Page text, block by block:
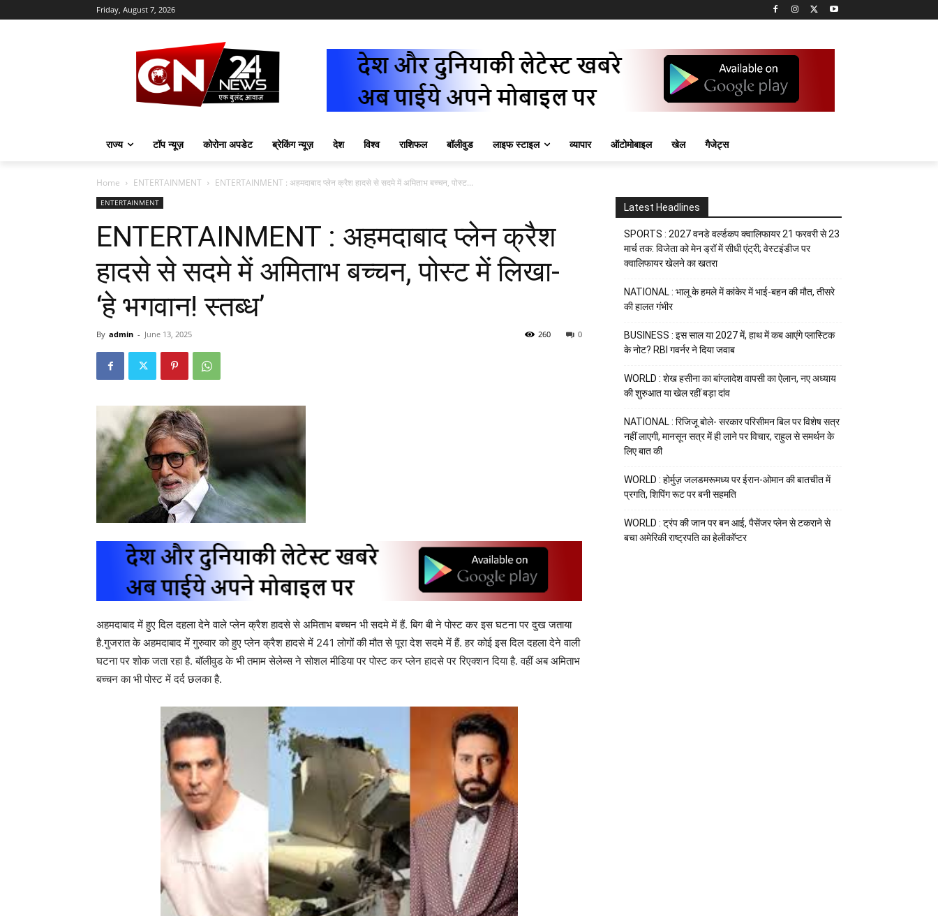
Friday, August 7, 2026
राज्य टॉप न्यूज़ कोरोना अपडेट ब्रेकिंग न्यूज़ देश विश्व राशिफल बॉलीवुड लाइफ स्टाइल व्यापार ऑटोमोबाइल खेल गैजेट्स
Home ENTERTAINMENT ENTERTAINMENT : अहमदाबाद प्लेन क्रैश हादसे से सदमे में अमिताभ बच्चन, पोस्ट...
ENTERTAINMENT
ENTERTAINMENT : अहमदाबाद प्लेन क्रैश
हादसे से सदमे में अमिताभ बच्चन, पोस्ट में लिखा-
‘हे भगवान! स्तब्ध’
By admin - June 13, 2025 0
260
अहमदाबाद में हुए दिल दहला देने वाले प्लेन क्रैश हादसे से अमिताभ बच्चन भी सदमे में हैं. बिग बी ने पोस्ट कर इस घटना पर दुख जताया
है.गुजरात के अहमदाबाद में गुरुवार को हुए प्लेन क्रैश हादसे में 241 लोगों की मौत से पूरा देश सदमे में हैं. हर कोई इस दिल दहला देने वाली
घटना पर शोक जता रहा है. बॉलीवुड के भी तमाम सेलेब्स ने सोशल मीडिया पर पोस्ट कर प्लेन हादसे पर रिएक्शन दिया है. वहीं अब अमिताभ
बच्चन का भी पोस्ट में दर्द छलका है.
Latest Headlines
SPORTS : 2027 वनडे वर्ल्डकप क्वालिफायर 21 फरवरी से 23
मार्च तक: विजेता को मेन ड्रॉ में सीधी एंट्री; वेस्टइंडीज पर
क्वालिफायर खेलने का खतरा
NATIONAL : भालू के हमले में कांकेर में भाई-बहन की मौत, तीसरे
की हालत गंभीर
BUSINESS : इस साल या 2027 में, हाथ में कब आएंगे प्लास्टिक
के नोट? RBI गवर्नर ने दिया जवाब
WORLD : शेख हसीना का बांग्लादेश वापसी का ऐलान, नए अध्याय
की शुरुआत या खेल रहीं बड़ा दांव
NATIONAL : रिजिजू बोले- सरकार परिसीमन बिल पर विशेष सत्र
नहीं लाएगी, मानसून सत्र में ही लाने पर विचार, राहुल से समर्थन के
लिए बात की
WORLD : होर्मुज़ जलडमरूमध्य पर ईरान-ओमान की बातचीत में
प्रगति, शिपिंग रूट पर बनी सहमति
WORLD : ट्रंप की जान पर बन आई, पैसेंजर प्लेन से टकराने से
बचा अमेरिकी राष्ट्रपति का हेलीकॉप्टर